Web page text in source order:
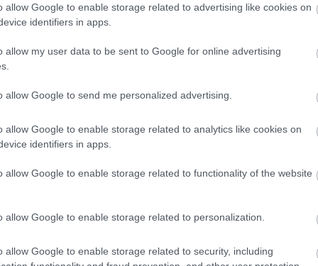
allow Google to enable storage related to advertising like cookies on
identifiers in apps.
allow my user data to be sent to Google for online advertising
allow Google to send me personalized advertising.
allow Google to enable storage related to analytics like cookies on
identifiers in apps.
allow Google to enable storage related to functionality of the website
allow Google to enable storage related to personalization.
allow Google to enable storage related to security, including
klasická izolácia
v mrazoch zlyháva
to vyriešiť raz a navždy
ho na marhuliach v júni a
na miesta, na ktoré
CHALUPA